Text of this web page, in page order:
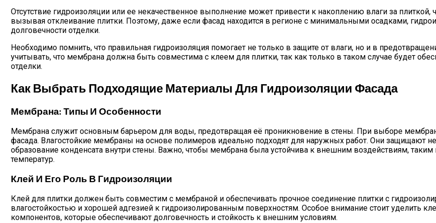
Отсутствие гидроизоляции или ее некачественное выполнение может привести к накоплению влаги за
вызывая отклеивание плитки. Поэтому, даже если фасад находится в регионе с минимальными осадками,
долговечности отделки.
Необходимо помнить, что правильная гидроизоляция помогает не только в защите от влаги, но и в
учитывать, что мембрана должна быть совместима с клеем для плитки, так как только в таком случае будет
отделки.
Как Выбрать Подходящие Материалы Для Гидроизоляции Фасада
Мембрана: Типы И Особенности
Мембрана служит основным барьером для воды, предотвращая её проникновение в стены. При выборе
фасада. Влагостойкие мембраны на основе полимеров идеально подходят для наружных работ. Они защищают
образование конденсата внутри стены. Важно, чтобы мембрана была устойчива к внешним воздействиям,
температур.
Клей И Его Роль В Гидроизоляции
Клей для плитки должен быть совместим с мембраной и обеспечивать прочное соединение плитки с
влагостойкостью и хорошей адгезией к гидроизолированным поверхностям. Особое внимание стоит уделить
компонентов, которые обеспечивают долговечность и стойкость к внешним условиям.